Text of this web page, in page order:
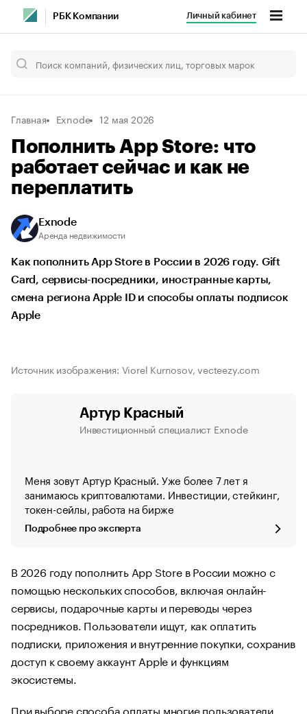
РБК Компании Личный кабинет
Главная Exnode 12 мая 2026
Пополнить App Store: что
работает сейчас и как не
переплатить
Exnode
Аренда недвижимости
Как пополнить App Store в России в 2026 году. Gift
Card, сервисы-посредники, иностранные карты,
смена региона Apple ID и способы оплаты подписок
Apple
Источник изображения: Viorel Kurnosov, vecteezy.com
Артур Красный
Инвестиционный специалист Exnode
Меня зовут Артур Красный. Уже более 7 лет я
занимаюсь криптовалютами. Инвестиции, стейкинг,
токен-сейлы, работа на бирже
Подробнее про эксперта
В 2026 году пополнить App Store в России можно с
помощью нескольких способов, включая онлайн-
сервисы, подарочные карты и переводы через
посредников. Пользователи ищут, как оплатить
подписки, приложения и внутренние покупки, сохранив
доступ к своему аккаунт Apple и функциям
экосистемы.
При выборе способа оплаты многие пользователи